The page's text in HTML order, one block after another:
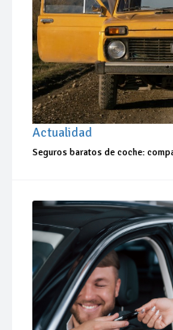
Actualidad
Seguros baratos de coche: